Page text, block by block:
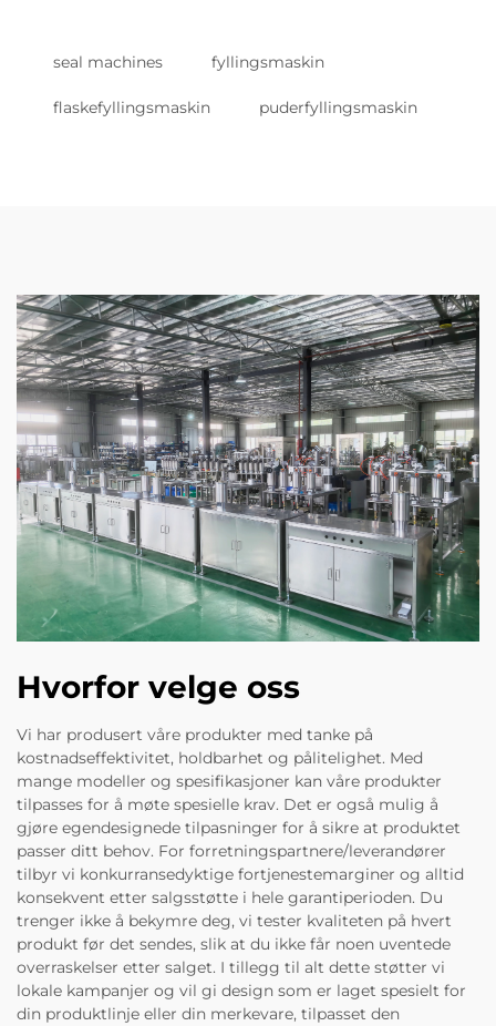
seal machines fyllingsmaskin
flaskefyllingsmaskin puderfyllingsmaskin
Hvorfor velge oss
Vi har produsert våre produkter med tanke på
kostnadseffektivitet, holdbarhet og pålitelighet. Med
mange modeller og spesifikasjoner kan våre produkter
tilpasses for å møte spesielle krav. Det er også mulig å
gjøre egendesignede tilpasninger for å sikre at produktet
passer ditt behov. For forretningspartnere/leverandører
tilbyr vi konkurransedyktige fortjenestemarginer og alltid
konsekvent etter salgsstøtte i hele garantiperioden. Du
trenger ikke å bekymre deg, vi tester kvaliteten på hvert
produkt før det sendes, slik at du ikke får noen uventede
overraskelser etter salget. I tillegg til alt dette støtter vi
lokale kampanjer og vil gi design som er laget spesielt for
din produktlinje eller din merkevare, tilpasset den